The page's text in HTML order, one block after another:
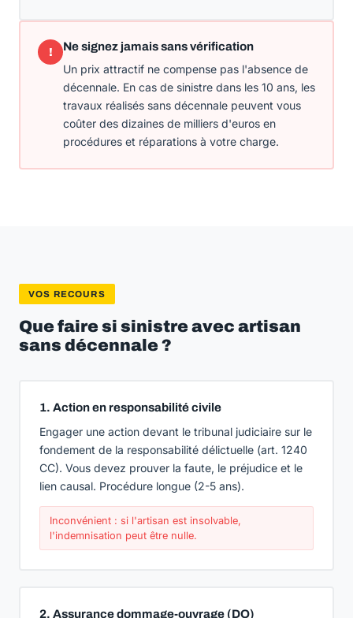
! Ne signez jamais sans vérification
Un prix attractif ne compense pas l'absence de
décennale. En cas de sinistre dans les 10 ans, les
travaux réalisés sans décennale peuvent vous
coûter des dizaines de milliers d'euros en
procédures et réparations à votre charge.
VOS RECOURS
Que faire si sinistre avec artisan
sans décennale ?
1. Action en responsabilité civile
Engager une action devant le tribunal judiciaire sur le
fondement de la responsabilité délictuelle (art. 1240
CC). Vous devez prouver la faute, le préjudice et le
lien causal. Procédure longue (2-5 ans).
Inconvénient : si l'artisan est insolvable,
l'indemnisation peut être nulle.
2. Assurance dommage-ouvrage (DO)